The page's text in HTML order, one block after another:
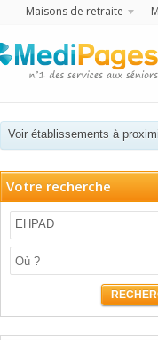
Maisons de retraite
Voir établissements à
Votre recherche
EHPAD